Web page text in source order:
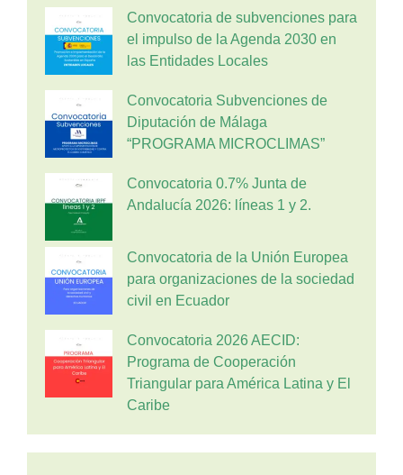
Convocatoria de subvenciones para
el impulso de la Agenda 2030 en
las Entidades Locales
Convocatoria Subvenciones de
Diputación de Málaga
“PROGRAMA MICROCLIMAS”
Convocatoria 0.7% Junta de
Andalucía 2026: líneas 1 y 2.
Convocatoria de la Unión Europea
para organizaciones de la sociedad
civil en Ecuador
Convocatoria 2026 AECID:
Programa de Cooperación
Triangular para América Latina y El
Caribe